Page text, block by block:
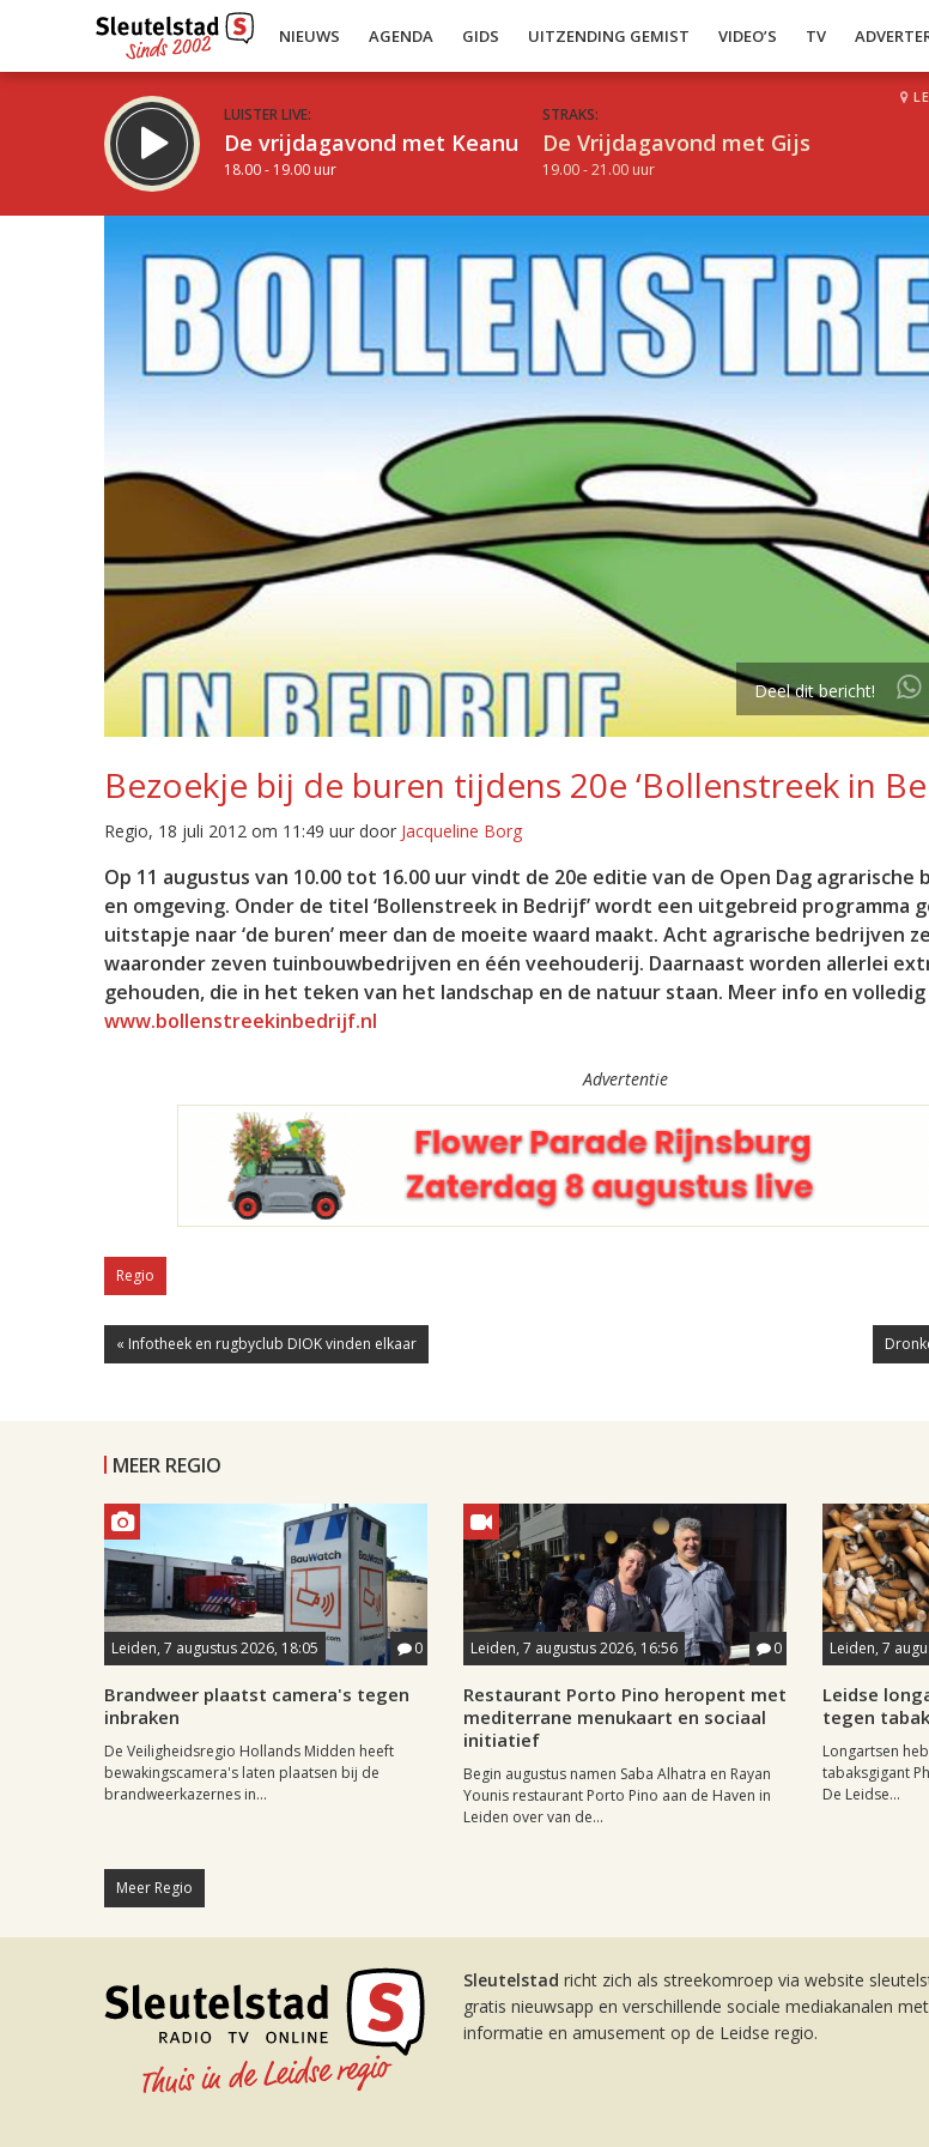
NIEUWS AGENDA GIDS UITZENDING GEMIST VIDEO’S TV
LUISTER LIVE:
De vrijdagavond met Keanu
18.00 - 19.00 uur
STRAKS:
De Vrijdagavond met Gijs
19.00 - 21.00 uur
Inklappen
Deel dit bericht!
Bezoekje bij de buren tijdens 20e ‘Bollenstreek in
Regio, 18 juli 2012 om 11:49 uur door Jacqueline Borg
Op 11 augustus van 10.00 tot 16.00 uur vindt de 20e editie van de Open Dag agrarische
en omgeving. Onder de titel ‘Bollenstreek in Bedrijf’ wordt een uitgebreid programma
uitstapje naar ‘de buren’ meer dan de moeite waard maakt. Acht agrarische bedrijven
waaronder zeven tuinbouwbedrijven en één veehouderij. Daarnaast worden allerlei
gehouden, die in het teken van het landschap en de natuur staan. Meer info en volledig
www.bollenstreekinbedrijf.nl
Advertentie
Regio
« Infotheek en rugbyclub DIOK vinden elkaar
MEER REGIO
Leiden, 7 augustus 2026, 18:05 0
Brandweer plaatst camera's tegen
inbraken
De Veiligheidsregio Hollands Midden heeft
bewakingscamera's laten plaatsen bij de
brandweerkazernes in...
Leiden, 7 augustus 2026, 16:56 0
Restaurant Porto Pino heropent met
mediterrane menukaart en sociaal
initiatief
Begin augustus namen Saba Alhatra en Rayan
Younis restaurant Porto Pino aan de Haven in
Leiden over van de...
Leiden, 7
Leidse
tegen
Longartsen
tabaksgigant
De Leidse...
Meer Regio
Sleutelstad richt zich als streekomroep via website
gratis nieuwsapp en verschillende sociale mediakanalen
informatie en amusement op de Leidse regio.